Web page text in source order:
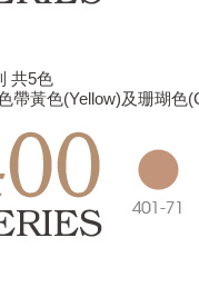
共5色
帶黃色(Yellow)及珊瑚色